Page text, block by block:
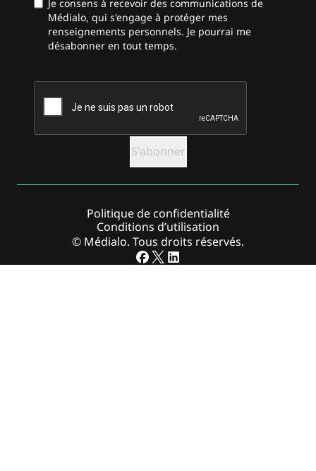
Je consens à recevoir des communications de
Médialo, qui s'engage à protéger mes
renseignements personnels. Je pourrai me
désabonner en tout temps.
CAPTCHA
© Médialo. Tous droits réservés.
Politique de confidentialité
Conditions d’utilisation